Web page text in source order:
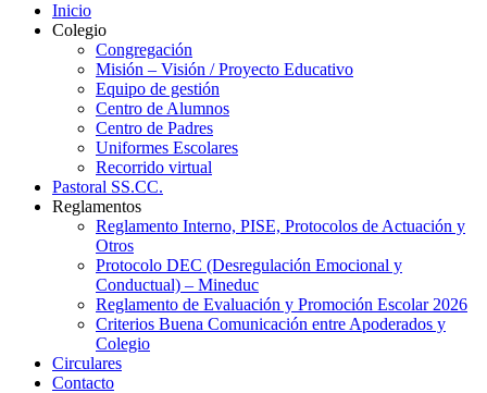
Inicio
Colegio
Congregación
Misión – Visión / Proyecto Educativo
Equipo de gestión
Centro de Alumnos
Centro de Padres
Uniformes Escolares
Recorrido virtual
Pastoral SS.CC.
Reglamentos
Reglamento Interno, PISE, Protocolos de Actuación y
Otros
Protocolo DEC (Desregulación Emocional y
Conductual) – Mineduc
Reglamento de Evaluación y Promoción Escolar 2026
Criterios Buena Comunicación entre Apoderados y
Colegio
Circulares
Contacto